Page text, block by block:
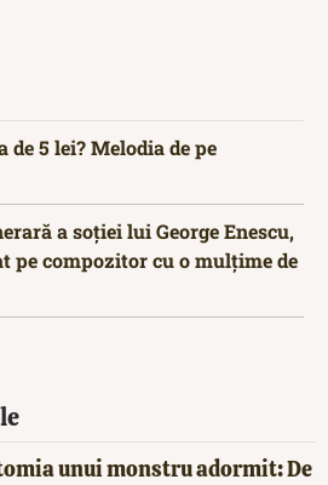
de 5 lei? Melodia de pe
a soției lui George Enescu,
pe compozitor cu o mulțime de
unui monstru adormit: De